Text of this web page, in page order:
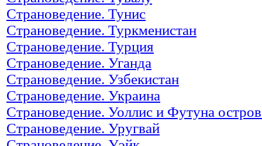
Страноведение. Тунис
Страноведение. Туркменистан
Страноведение. Турция
Страноведение. Уганда
Страноведение. Узбекистан
Страноведение. Украина
Страноведение. Уоллис и Футуна
Страноведение. Уругвай